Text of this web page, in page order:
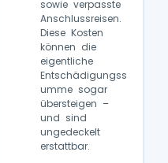
sowie verpasste
Anschlussreisen.
Diese Kosten
können die
eigentliche
Entschädigungss
umme sogar
übersteigen –
und sind
ungedeckelt
erstattbar.